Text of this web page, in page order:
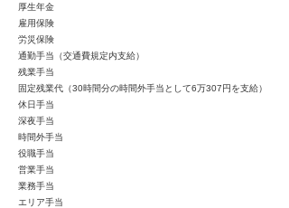
厚生年金
雇用保険
労災保険
通勤手当（交通費規定内支給）
残業手当
固定残業代（30時間分の時間外手当として6万307円を支給）
休日手当
深夜手当
時間外手当
役職手当
営業手当
業務手当
エリア手当